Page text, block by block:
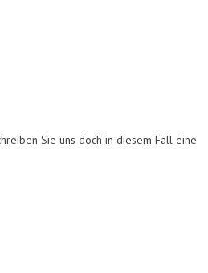
Sie uns doch in diesem Fall eine